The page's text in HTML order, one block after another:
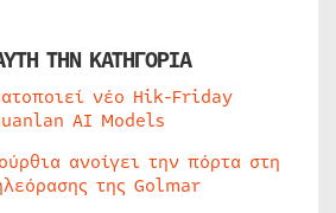
ΤΗΝ ΚΑΤΗΓΟΡΙΑ
νέο Hik-Friday
AI Models
ανοίγει την πόρτα στη
της Golmar